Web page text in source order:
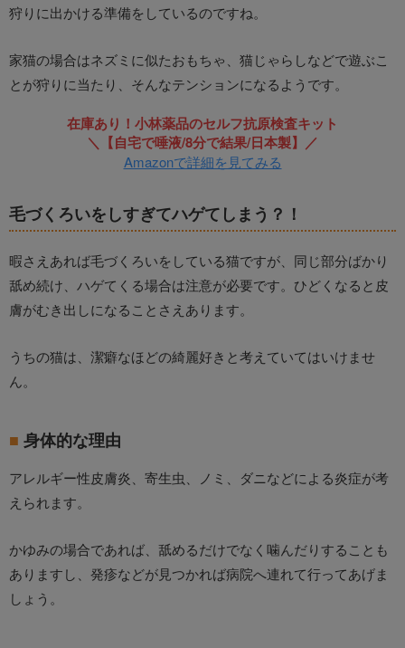
狩りに出かける準備をしているのですね。
家猫の場合はネズミに似たおもちゃ、猫じゃらしなどで遊ぶこ
とが狩りに当たり、そんなテンションになるようです。
在庫あり！小林薬品のセルフ抗原検査キット
＼【自宅で唾液/8分で結果/日本製】／
Amazonで詳細を見てみる
毛づくろいをしすぎてハゲてしまう？！
暇さえあれば毛づくろいをしている猫ですが、同じ部分ばかり
舐め続け、ハゲてくる場合は注意が必要です。ひどくなると皮
膚がむき出しになることさえあります。
うちの猫は、潔癖なほどの綺麗好きと考えていてはいけませ
ん。
身体的な理由
アレルギー性皮膚炎、寄生虫、ノミ、ダニなどによる炎症が考
えられます。
かゆみの場合であれば、舐めるだけでなく噛んだりすることも
ありますし、発疹などが見つかれば病院へ連れて行ってあげま
しょう。